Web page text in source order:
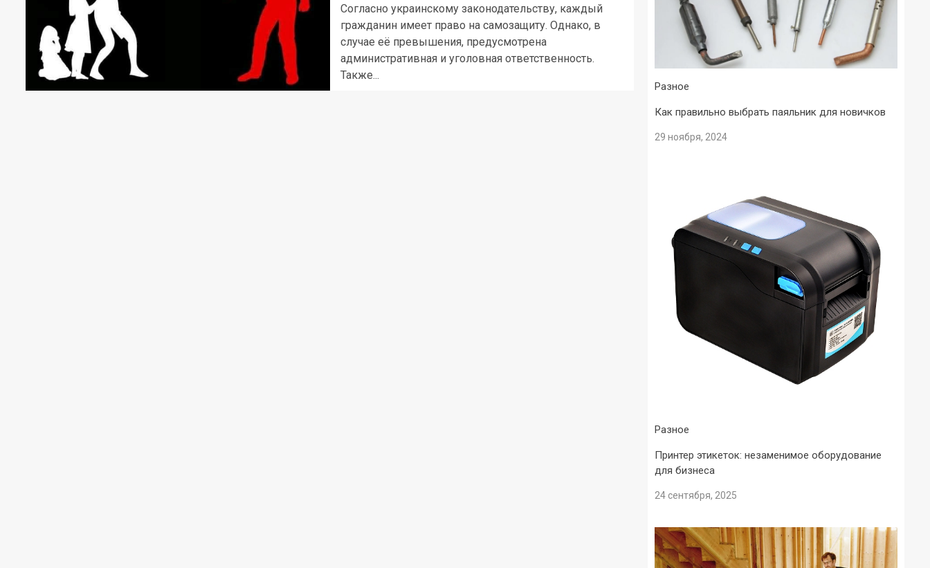
Согласно украинскому законодательству, каждый
гражданин имеет право на самозащиту. Однако, в
случае её превышения, предусмотрена
административная и уголовная ответственность.
Также...
Разное
Как правильно выбрать паяльник для новичков
29 ноября, 2024
Разное
Принтер этикеток: незаменимое оборудование
для бизнеса
24 сентября, 2025